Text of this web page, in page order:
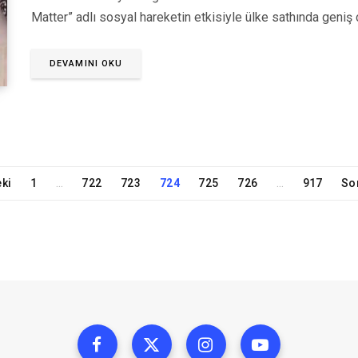
Matter” adlı sosyal hareketin etkisiyle ülke sathında geniş
DEVAMINI OKU
1 … 722 723 724 725 726 … 917